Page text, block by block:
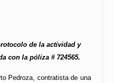
de la actividad y
con la póliza # 724565.
Pedroza, contratista de una